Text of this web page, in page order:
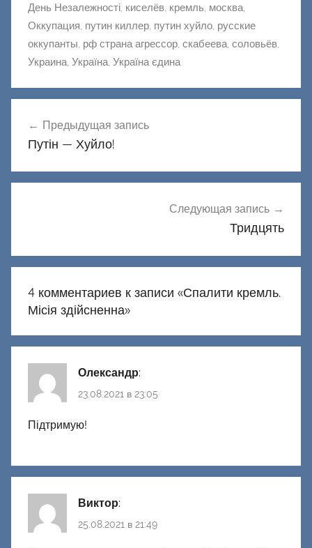
День Незалежності, киселёв, кремль, москва,
Оккупация, путин киллер, путин хуйло, русские
оккупанты, рф страна агрессор, скабеева, соловьёв,
Украина, Україна, Україна єдина
по
Предыдущая запись
Путін — Хуйло!
Следующая запись
Тридцять
4 комментариев к записи «Спалити кремль.
Місія здійсненна»
Олександр:
23.08.2021 в 23:05
Підтримую!
Виктор:
25.08.2021 в 21:49